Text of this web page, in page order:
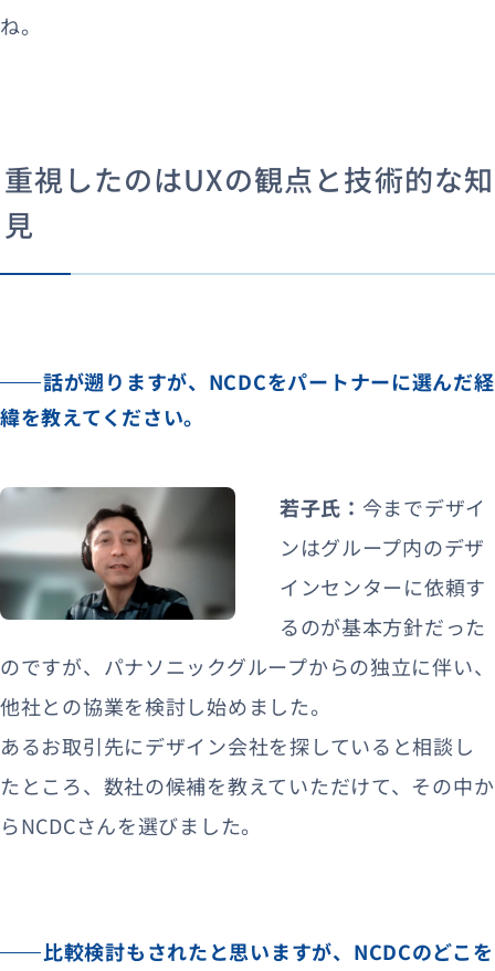
ね。
重視したのはUXの観点と技術的な知
見
話が遡りますが、NCDCをパートナーに選んだ経
緯を教えてください。
若子氏： 今までデザイ
ンはグループ内のデザ
インセンターに依頼す
るのが基本方針だった
のですが、パナソニックグループからの独立に伴い、
他社との協業を検討し始めました。
あるお取引先にデザイン会社を探していると相談し
たところ、数社の候補を教えていただけて、その中か
らNCDCさんを選びました。
比較検討もされたと思いますが、NCDCのどこを